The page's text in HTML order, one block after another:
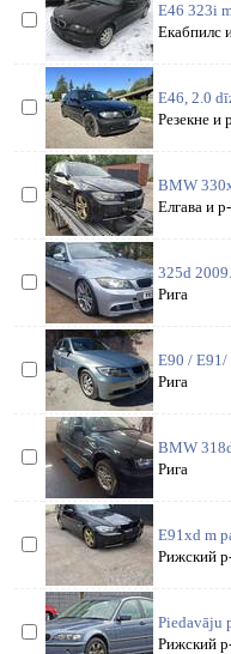
E46 323i
Екабпилс
E46, 2.0
Резекне и
BMW
Елгава и
325d
Рига
E90 / E91/
Рига
BMW
Рига
E91xd m
Рижский
Piedavāju
Рижский